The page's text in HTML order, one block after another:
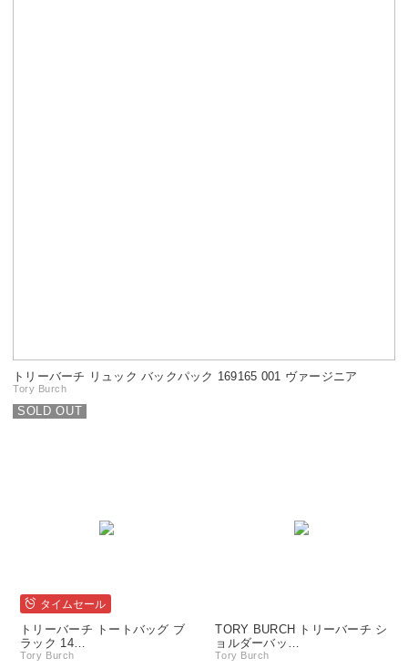
トリーバーチ リュック バックパック 169165 001 ヴァージニア
Tory Burch
SOLD OUT
タイムセール
トリーバーチ トートバッグ ブ
ラック 14…
Tory Burch
TORY BURCH トリーバーチ シ
ョルダーバッ…
Tory Burch